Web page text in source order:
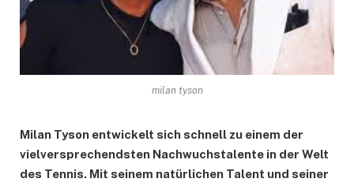
milan tyson
Milan Tyson entwickelt sich schnell zu einem der
vielversprechendsten Nachwuchstalente in der Welt
des Tennis. Mit seinem natürlichen Talent und seiner